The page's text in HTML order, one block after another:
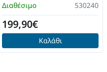
Διαθέσιμο 530240
199,90€
Καλάθι